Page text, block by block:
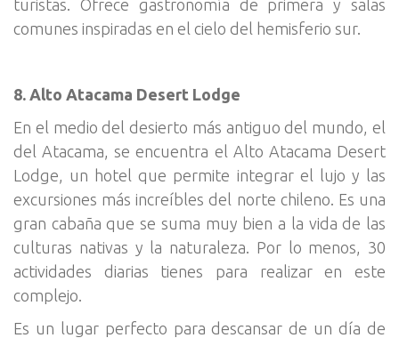
turistas. Ofrece gastronomía de primera y salas
comunes inspiradas en el cielo del hemisferio sur.
8. Alto Atacama Desert Lodge
En el medio del desierto más antiguo del mundo, el
del Atacama, se encuentra el Alto Atacama Desert
Lodge, un hotel que permite integrar el lujo y las
excursiones más increíbles del norte chileno. Es una
gran cabaña que se suma muy bien a la vida de las
culturas nativas y la naturaleza. Por lo menos, 30
actividades diarias tienes para realizar en este
complejo.
Es un lugar perfecto para descansar de un día de